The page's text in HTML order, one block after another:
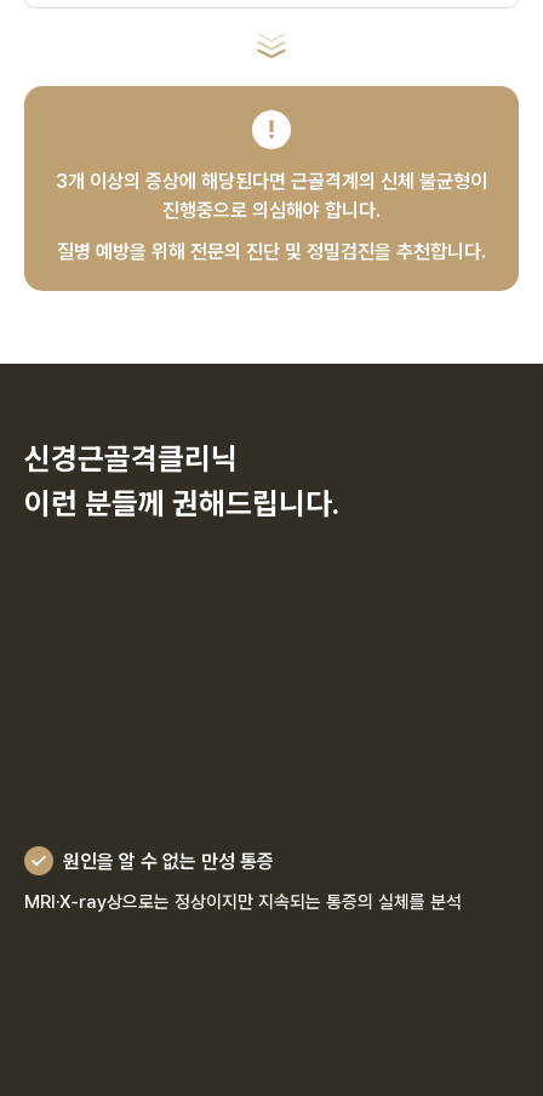
3개 이상의 증상에 해당된다면 근골격계의 신체 불균형이
진행중으로 의심해야 합니다.
질병 예방을 위해 전문의 진단 및 정밀검진을 추천합니다.
신경근골격클리닉
이런 분들께 권해드립니다.
원인을 알 수 없는 만성 통증
MRI·X-ray상으로는 정상이지만 지속되는 통증의 실체를 분석